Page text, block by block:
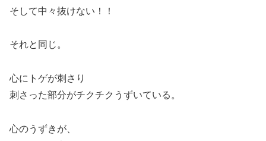
そして中々抜けない！！
それと同じ。
心にトゲが刺さり
刺さった部分がチクチクうずいている。
心のうずきが、